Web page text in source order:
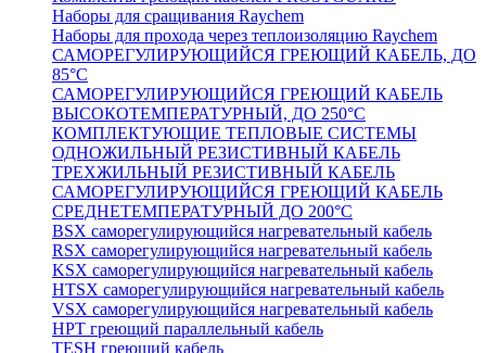
Наборы для сращивания Raychem
Наборы для прохода через теплоизоляцию Raychem
САМОРЕГУЛИРУЮЩИЙСЯ ГРЕЮЩИЙ КАБЕЛЬ, ДО
85°С
САМОРЕГУЛИРУЮЩИЙСЯ ГРЕЮЩИЙ КАБЕЛЬ
ВЫСОКОТЕМПЕРАТУРНЫЙ, ДО 250°С
КОМПЛЕКТУЮЩИЕ ТЕПЛОВЫЕ СИСТЕМЫ
ОДНОЖИЛЬНЫЙ РЕЗИСТИВНЫЙ КАБЕЛЬ
ТРЕХЖИЛЬНЫЙ РЕЗИСТИВНЫЙ КАБЕЛЬ
САМОРЕГУЛИРУЮЩИЙСЯ ГРЕЮЩИЙ КАБЕЛЬ
СРЕДНЕТЕМПЕРАТУРНЫЙ ДО 200°С
BSX саморегулирующийся нагревательный кабель
RSX саморегулирующийся нагревательный кабель
KSX саморегулирующийся нагревательный кабель
HTSX саморегулирующийся нагревательный кабель
VSX саморегулирующийся нагревательный кабель
НРТ греющий параллельный кабель
TESH греющий кабель